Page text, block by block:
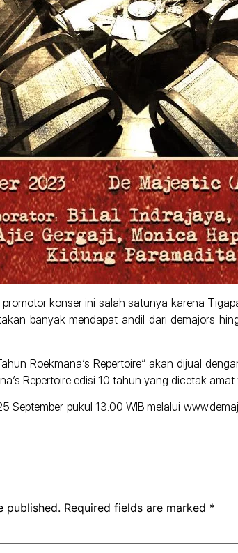
konser ini salah satunya karena
banyak mendapat andil dari demajors
Roekmana’s Repertoire” akan dijual
Repertoire edisi 10 tahun yang dicetak amat
September pukul 13.00 WIB melalui
published. Required fields are marked *